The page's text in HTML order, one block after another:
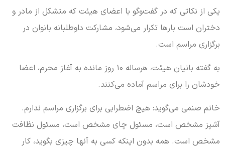
یکی از نکاتی که در گفت‌وگو با اعضای هیئت که متشکل از مادر و
دختران است بارها تکرار می‌شود، مشارکت داوطلبانه بانوان در
برگزاری مراسم است.
به گفته بانیان هیئت، هرساله ۱۰ روز مانده به آغاز محرم، اعضا
خودشان را برای مراسم آماده می‌کنند.
خانم صنمی می‌گوید: هیچ اضطرابی برای برگزاری مراسم ندارم.
آشپز مشخص است، مسئول چای مشخص است، مسئول نظافت
مشخص است. همه بدون اینکه کسی به آنها چیزی بگوید، کار